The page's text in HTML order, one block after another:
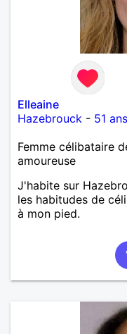
Elleaine
Hazebrouck - 51 ans
Femme célibataire
amoureuse
J'habite sur
les habitudes de
à mon pied.